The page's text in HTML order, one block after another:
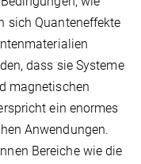
sich Quanteneffekte
dass sie Systeme
magnetischen
ein enormes
Anwendungen.
Bereiche wie die